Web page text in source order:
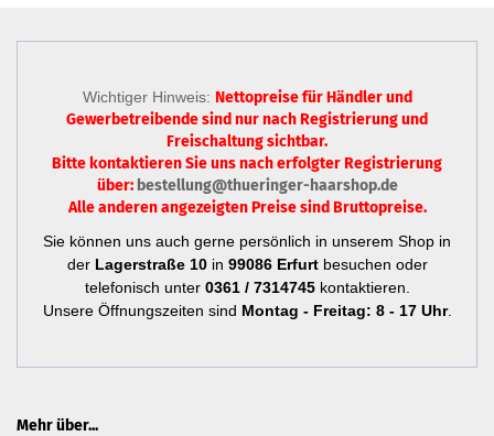
Wichtiger Hinweis: Nettopreise für Händler und
Gewerbetreibende sind nurnach Registrierungund
Freischaltung sichtbar.
Bitte kontaktieren Sie uns nach erfolgter Registrierung
über: bestellung@thueringer-haarshop.de
Alle anderen angezeigten Preise sind Bruttopreise.
Sie können uns auch gerne persönlich in unserem Shop in
der Lagerstraße 10in 99086 Erfurtbesuchen oder
telefonisch unter 0361 / 7314745kontaktieren.
Unsere Öffnungszeiten sind Montag - Freitag: 8 - 17 Uhr.
Mehr über...